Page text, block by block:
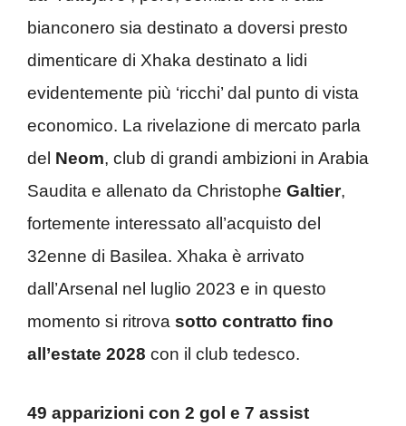
bianconero sia destinato a doversi presto
dimenticare di Xhaka destinato a lidi
evidentemente più ‘ricchi’ dal punto di vista
economico. La rivelazione di mercato parla
del Neom, club di grandi ambizioni in Arabia
Saudita e allenato da Christophe Galtier,
fortemente interessato all’acquisto del
32enne di Basilea. Xhaka è arrivato
dall’Arsenal nel luglio 2023 e in questo
momento si ritrova sotto contratto fino
all’estate 2028 con il club tedesco.
49 apparizioni con 2 gol e 7 assist